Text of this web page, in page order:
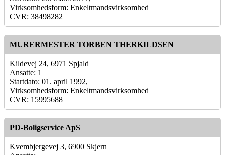
Virksomhedsform: Enkeltmandsvirksomhed
CVR: 38498282
MURERMESTER TORBEN THERKILDSEN
Kildevej 24, 6971 Spjald
Ansatte: 1
Startdato: 01. april 1992,
Virksomhedsform: Enkeltmandsvirksomhed
CVR: 15995688
PD-Boligservice ApS
Kvembjergevej 3, 6900 Skjern